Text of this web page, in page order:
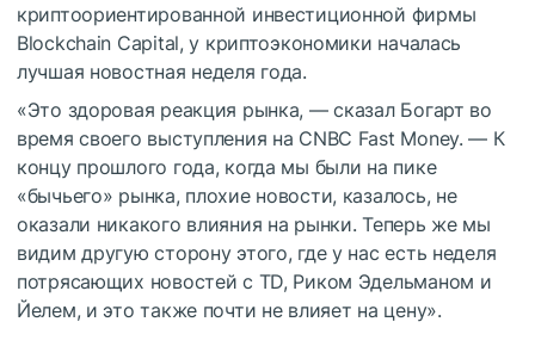
криптоориентированной инвестиционной фирмы
Blockchain Capital, у криптоэкономики началась
лучшая новостная неделя года.
«Это здоровая реакция рынка, — сказал Богарт во
время своего выступления на CNBC Fast Money. — К
концу прошлого года, когда мы были на пике
«бычьего» рынка, плохие новости, казалось, не
оказали никакого влияния на рынки. Теперь же мы
видим другую сторону этого, где у нас есть неделя
потрясающих новостей с TD, Риком Эдельманом и
Йелем, и это также почти не влияет на цену».